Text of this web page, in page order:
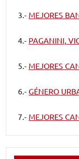
3.- MEJORES
4.- PAGANINI,
5.- MEJORES
6.- GÉNERO
7.- MEJORES